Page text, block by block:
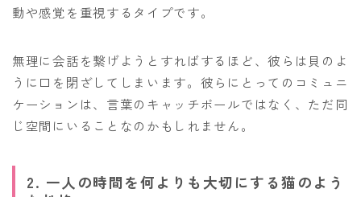
動や感覚を重視するタイプです。
無理に会話を繋げようとすればするほど、彼らは貝のよ
うに口を閉ざしてしまいます。彼らにとってのコミュニ
ケーションは、言葉のキャッチボールではなく、ただ同
じ空間にいることなのかもしれません。
2. 一人の時間を何よりも大切にする猫のよう